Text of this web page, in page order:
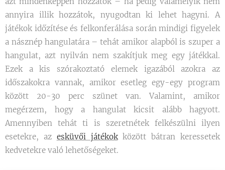
annyira illik hozzátok, nyugodtan ki lehet hagyni. A
játékok időzítése és felkonferálása során mindigi figyelek
a násznép hangulatára – tehát amikor alapból is szuper a
hangulat, azt nyilván nem szakítjuk meg egy játékkal.
Ezek a kis szórakoztató elemek igazából azokra az
időszakokra vannak, amikor esetleg egy-egy program
között 20-30 perc szünet van. Valamint, amikor
megérzem, hogy a hangulat kicsit alább hagyott.
Amennyiben tehát ti is szeretnétek felkészülni ilyen
esetekre, az esküvői játékokközött bátran keressetek
kedvetekre való lehetőségeket.